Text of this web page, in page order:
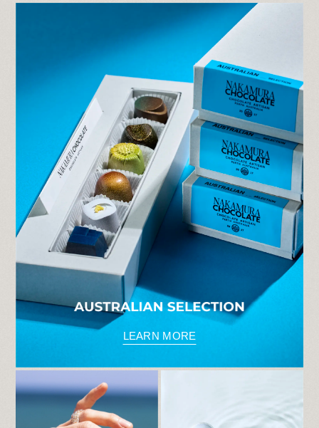
問いたします。
是非、お立ち寄りください。
【岡本本店 年末年始営業のお知らせ】
いつもご利用いただき誠にありがとうござい
岡本本店は12/29（月）は特別営業、
12/31（水）は10時より時短営業いたしま
1/1（木）～1/4（日）は休業とさせていただ
き、 年始は1/5（月）は特別営業、
1/6（火）より通常営業となります。
また、12日（月・祝）は13時より特別営業
いたします。
皆様のお越しをスタッフ一同、心よりお待ち
しております。
2025.12.9
【オンラインショップ 再開のお知らせ】
日頃より Nakamura Chocolate をご愛顧い
ただき誠にありがとうございます。
オンラインショップを、本日より再開いたし
ます。
各セレクションのリニューアルをし、さらに
魅力的な組み合わせとなっておりま す。
今後とも Nakamura Chocolate をよろしく
お願い申し上げます。
日頃よりNakamura Chocolateをご愛顧いた
原材料等、価格の高騰に伴いまして大変恐縮
商品の価格を見直させていただくこととなり
何卒ご理解を賜りますようお願い申し上げま
LEARN MORE